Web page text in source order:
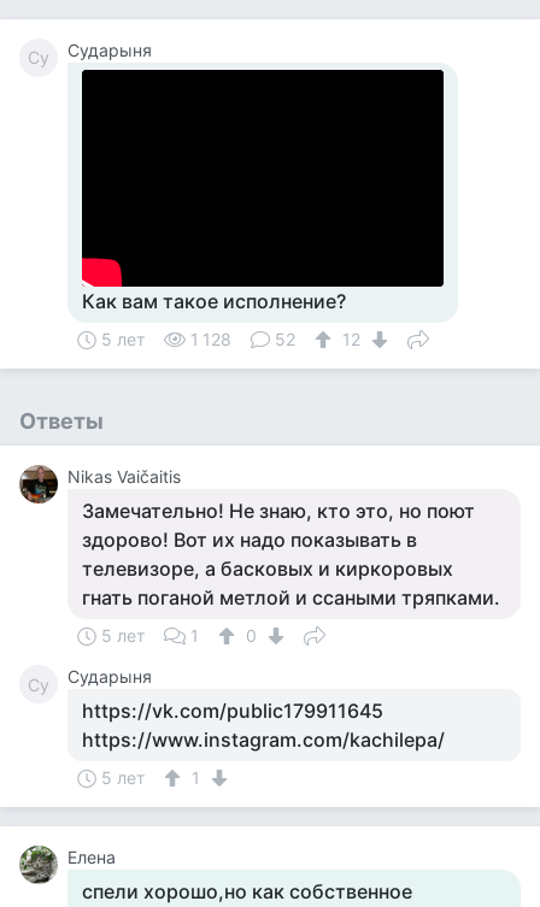
Су Сударыня
Как вам такое исполнение?
5 лет 1 128 52 12
Ответы
Nikas Vaičaitis
Замечательно! Не знаю, кто это, но поют
здорово! Вот их надо показывать в
телевизоре, а басковых и киркоровых
гнать поганой метлой и ссаными тряпками.
5 лет 1 0
Су Сударыня
https://vk.com/public179911645
https://www.instagram.com/kachilepa/
5 лет 1
Елена
спели хорошо,но как собственное